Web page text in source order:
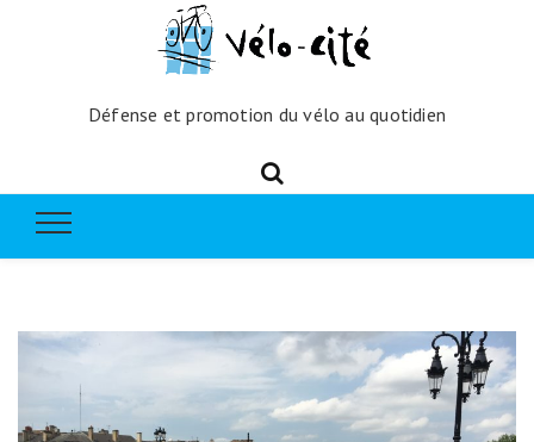
Défense et promotion du vélo au quotidien